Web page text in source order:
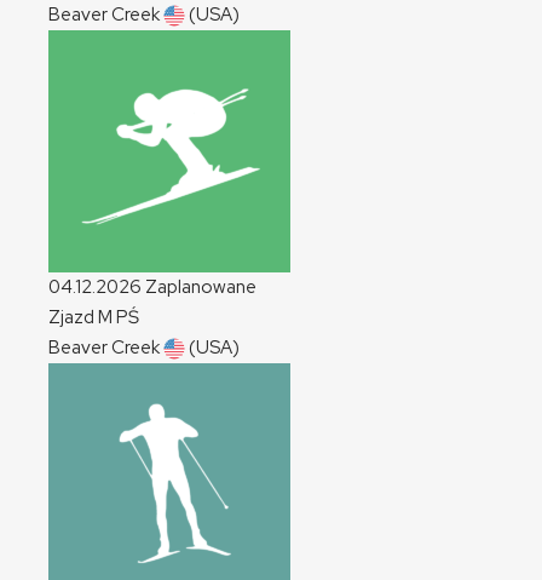
Beaver Creek
(USA)
04.12.2026 Zaplanowane
Zjazd M PŚ
Beaver Creek
(USA)